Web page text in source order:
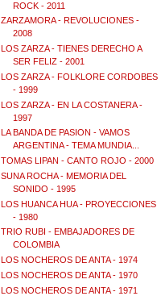
ROCK - 2011
ZARZAMORA - REVOLUCIONES -
2008
LOS ZARZA - TIENES DERECHO A
SER FELIZ - 2001
LOS ZARZA - FOLKLORE CORDOBES
- 1999
LOS ZARZA - EN LA COSTANERA -
1997
LA BANDA DE PASION - VAMOS
ARGENTINA - TEMA MUNDIA...
TOMAS LIPAN - CANTO ROJO - 2000
SUNA ROCHA - MEMORIA DEL
SONIDO - 1995
LOS HUANCA HUA - PROYECCIONES
- 1980
TRIO RUBI - EMBAJADORES DE
COLOMBIA
LOS NOCHEROS DE ANTA - 1974
LOS NOCHEROS DE ANTA - 1970
LOS NOCHEROS DE ANTA - 1971